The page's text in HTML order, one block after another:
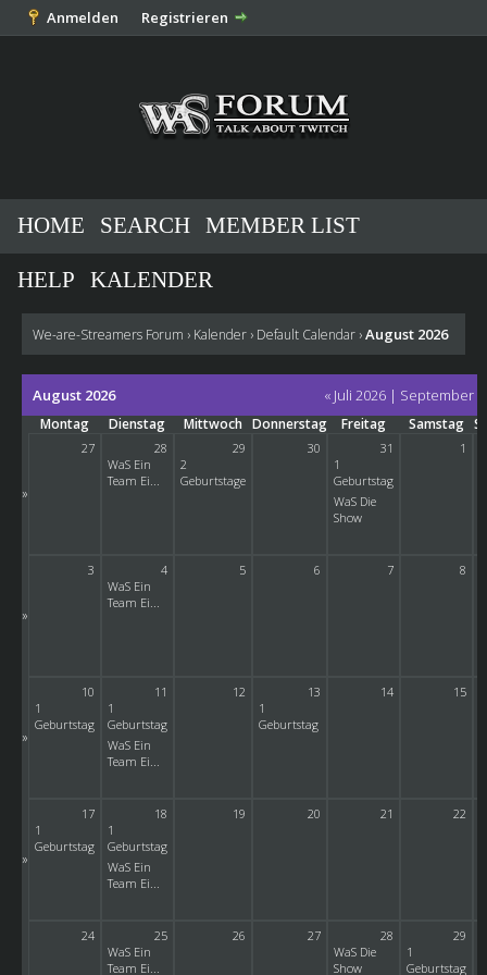
Anmelden Registrieren
HOME SEARCH MEMBER LIST
HELP KALENDER
We-are-Streamers Forum › Kalender› Default Calendar›August 2026
« Juli 2026| September
August 2026
Montag Dienstag Mittwoch Donnerstag Freitag Samstag
»
27
28
WaS Ein
Team Ei...
29
2
Geburtstage
30
31
1
Geburtstag
WaS Die
Show
1
»
3
4
WaS Ein
Team Ei...
5 6 7
8
»
10
1
Geburtstag
11
1
Geburtstag
WaS Ein
Team Ei...
12
13
1
Geburtstag
14 15
»
17
1
Geburtstag
18
1
Geburtstag
WaS Ein
Team Ei...
19 20 21
22
24
25
WaS Ein
Team Ei...
26 27
28
WaS Die
Show
29
1
Geburtstag